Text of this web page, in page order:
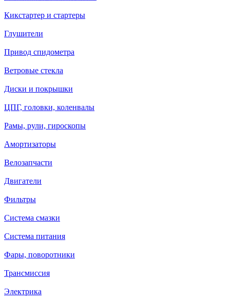
Кикстартер и стартеры
Глушители
Привод спидометра
Ветровые стекла
Диски и покрышки
ЦПГ, головки, коленвалы
Рамы, рули, гироскопы
Амортизаторы
Велозапчасти
Двигатели
Фильтры
Система смазки
Система питания
Фары, поворотники
Трансмиссия
Электрика